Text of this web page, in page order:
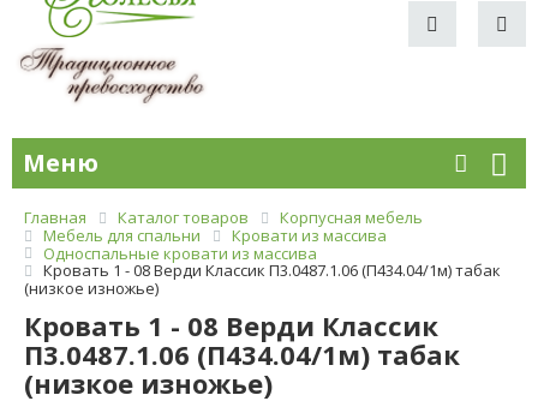
Меню
Главная Каталог товаров
Корпусная мебель
Мебель для спальни
Кровати из массива
Односпальные кровати из массива
Кровать 1 - 08 Верди Классик П3.0487.1.06 (П434.04/1м) табак
(низкое изножье)
Кровать 1 - 08 Верди Классик
П3.0487.1.06 (П434.04/1м) табак
(низкое изножье)